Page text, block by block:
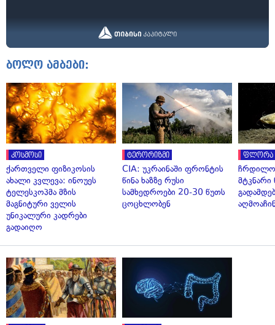
ბოლო ამბები:
კოსმოსი
ქართველი ფიზიკოსის
ახალი კვლევა: ინოუეს
ტელესკოპმა მზის
მაგნიტური ველის
უნიკალური კადრები
გადაიღო
ტერორიზმი
CIA: უკრაინაში ფრონტის
წინა ხაზზე რუსი
სამხედროები 20-30 წუთს
ცოცხლობენ
ფლორა
მტკნარი